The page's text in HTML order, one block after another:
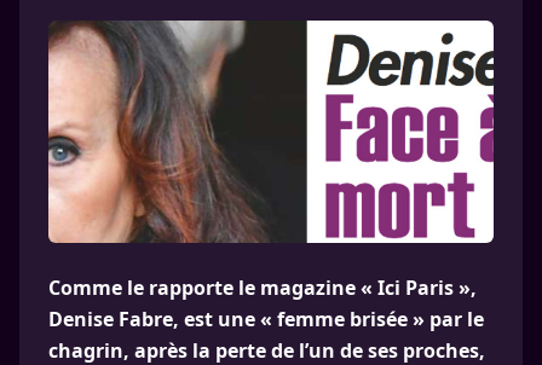
Comme le rapporte le magazine « Ici Paris »,
Denise Fabre, est une « femme brisée » par le
chagrin, après la perte de l’un de ses proches,